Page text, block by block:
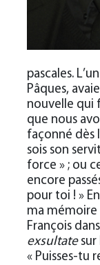
pascales.
Pâques,
nouvelle qui
que nous
façonné dès
sois son
force » ; ou
encore
pour toi ! »
ma mémoire
François
exsultate sur
« Puisses-tu